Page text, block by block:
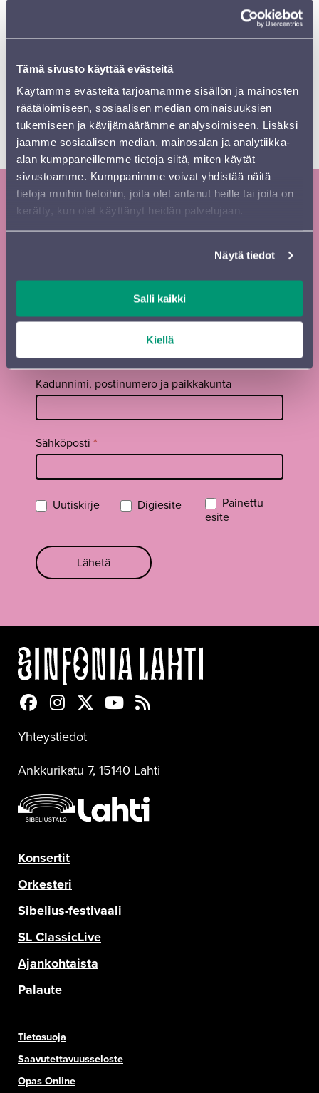
Tämä sivusto käyttää evästeitä
Käytämme evästeitä tarjoamamme sisällön ja mainosten
räätälöimiseen, sosiaalisen median ominaisuuksien
tukemiseen ja kävijämäärämme analysoimiseen. Lisäksi
jaamme sosiaalisen median, mainosalan ja analytiikka-
alan kumppaneillemme tietoja siitä, miten käytät
sivustoamme. Kumppanimme voivat yhdistää näitä
tietoja muihin tietoihin, joita olet antanut heille tai joita on
kerätty, kun olet käyttänyt heidän palvelujaan.
Näytä tiedot
Salli kaikki
Kiellä
4 x Sibelius-festivaali lippupaketteja: 2 hengen
lippupaketti Rooma-konserttiin la 9.9. klo 17
4 x ABBA: Thank you for the music -konsertti: 2
2 x Sinfoniettas cd-levy: Sinfonia Lahti & kapellimestari
Dima Slobodeniouk.
VASTAA KYSELYYN TÄSTÄ
Tilaa Sinfonia Lahden uutiskirje ja
kausiesite
uutiskirje
Sukunimi*
Kadunnimi, postinumero ja paikkakunta
Sähköposti *
Uutiskirje Digiesite
Painettu
esite
Lähetä
Sinfonia Lahti Facebookissa
Sinfonia Lahti Instagramissa
Sinfonia Lahti Twitterissä
Sinfonia Lahti YouTubessa
Sinfonia Lahti RSS-feed
Yhteystiedot
Ankkurikatu 7, 15140 Lahti
Konsertit
Orkesteri
Sibelius-festivaali
SL ClassicLive
Ajankohtaista
Palaute
Tietosuoja
Saavutettavuusseloste
Opas Online